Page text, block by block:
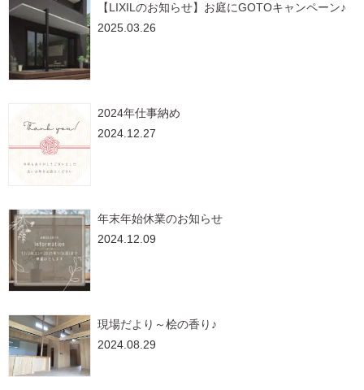
【LIXILのお知らせ】お庭にGOTOキャンペーン♪
2025.03.26
2024年仕事納め
2024.12.27
年末年始休業のお知らせ
2024.12.09
現場だより～桧の香り♪
2024.08.29